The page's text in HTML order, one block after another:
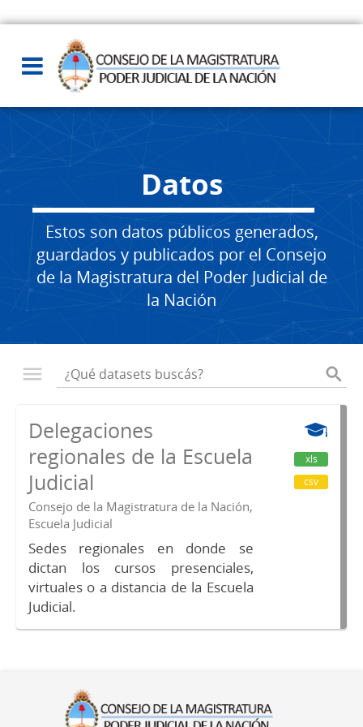
Datos
Estos son datos públicos generados,
guardados y publicados por el Consejo
de la Magistratura del Poder Judicial de
la Nación
Delegaciones
regionales de la Escuela
Judicial
Consejo de la Magistratura de la Nación,
Escuela Judicial
Sedes regionales en donde se
dictan los cursos presenciales,
virtuales o a distancia de la Escuela
Judicial.
xls
csv